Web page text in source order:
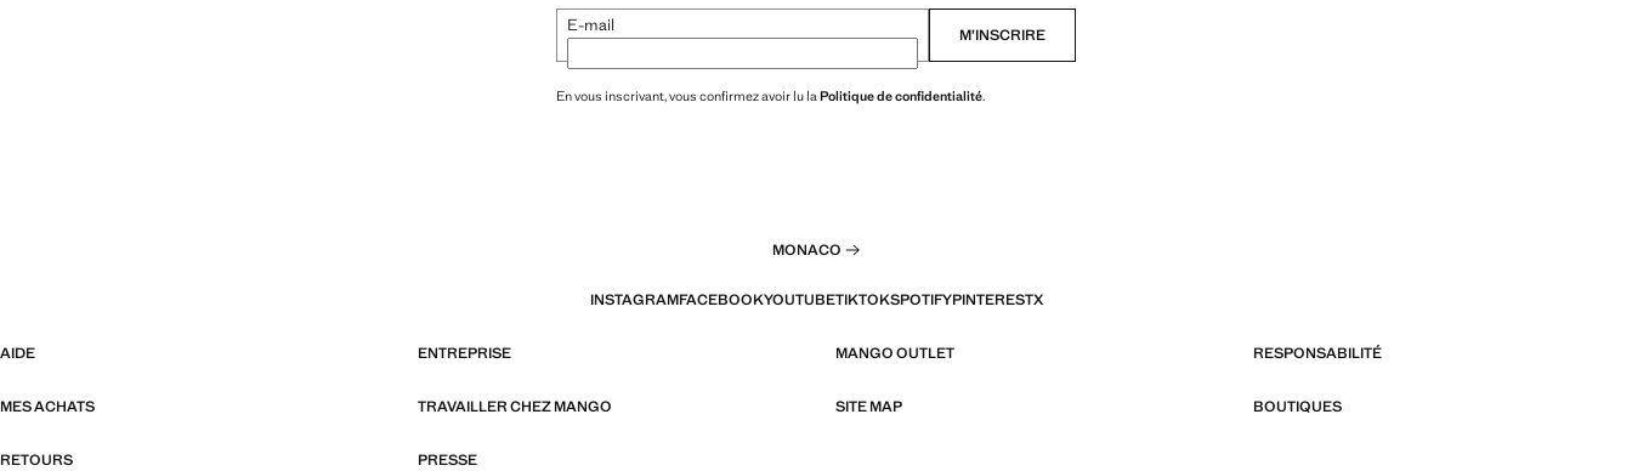
E-mail M’INSCRIRE
En vous inscrivant, vous confirmez avoir lu laPolitique de confidentialité.
MONACO
INSTAGRAMFACEBOOKYOUTUBETIKTOKSPOTIFYPINTERESTX
AIDE ENTREPRISE MANGO OUTLET RESPONSABILITÉ
MES ACHATS TRAVAILLER CHEZ MANGO SITE MAP BOUTIQUES
RETOURS PRESSE